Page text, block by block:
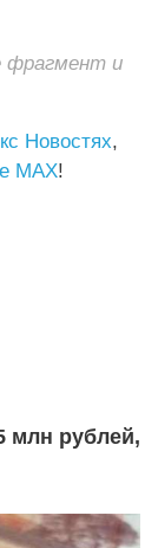
фрагмент и
Новостях,
MAX!
млн рублей,